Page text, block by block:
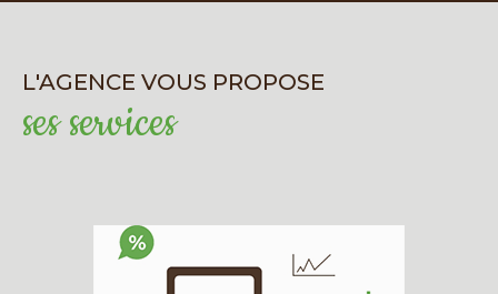
des spécificités locales et de l’évolution du
marché. Une fois l’estimation réalisée, nous
visites virtuelles…
L'AGENCE VOUS PROPOSE
ses services